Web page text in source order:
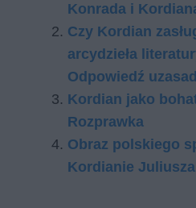
Konrada i
Czy Kordian
arcydzieła
Odpowiedź
Kordian jako
Rozprawka
Obraz polskiego
Kordianie